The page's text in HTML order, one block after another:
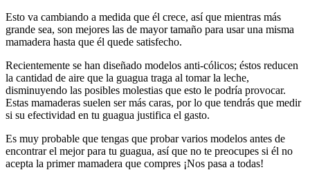
Esto va cambiando a medida que él crece, así que mientras más
grande sea, son mejores las de mayor tamaño para usar una misma
mamadera hasta que él quede satisfecho.
Recientemente se han diseñado modelos anti-cólicos; éstos reducen
la cantidad de aire que la guagua traga al tomar la leche,
disminuyendo las posibles molestias que esto le podría provocar.
Estas mamaderas suelen ser más caras, por lo que tendrás que medir
si su efectividad en tu guagua justifica el gasto.
Es muy probable que tengas que probar varios modelos antes de
encontrar el mejor para tu guagua, así que no te preocupes si él no
acepta la primer mamadera que compres ¡Nos pasa a todas!